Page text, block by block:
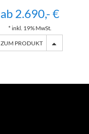
ab 2.690,- €
* inkl. 19% MwSt.
ZUM PRODUKT